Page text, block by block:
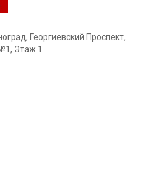
Георгиевский Проспект,
Этаж 1